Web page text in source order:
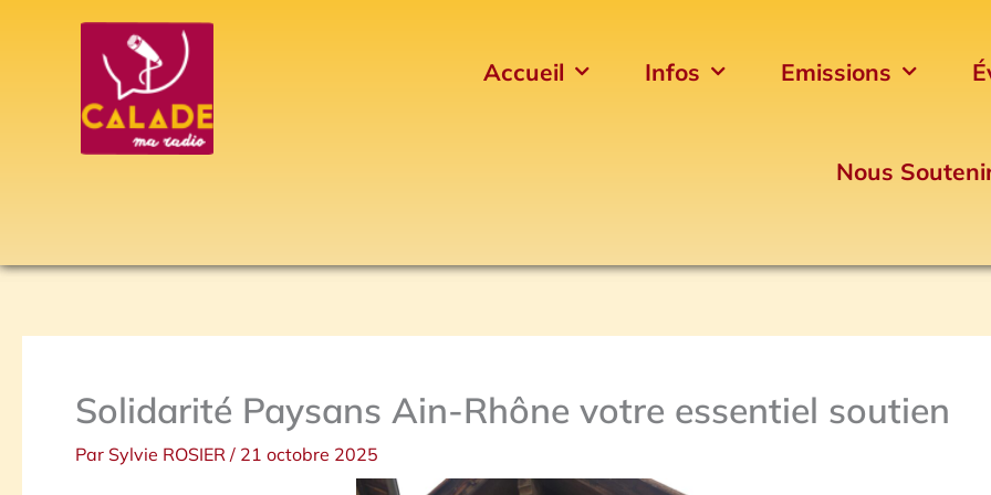
Accueil Infos Emissions
Nous
Solidarité Paysans Ain-Rhône votre essentiel soutien
Par Sylvie ROSIER / 21 octobre 2025